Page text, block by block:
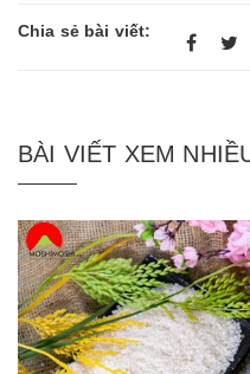
Chia sẻ bài viết:
BÀI VIẾT XEM